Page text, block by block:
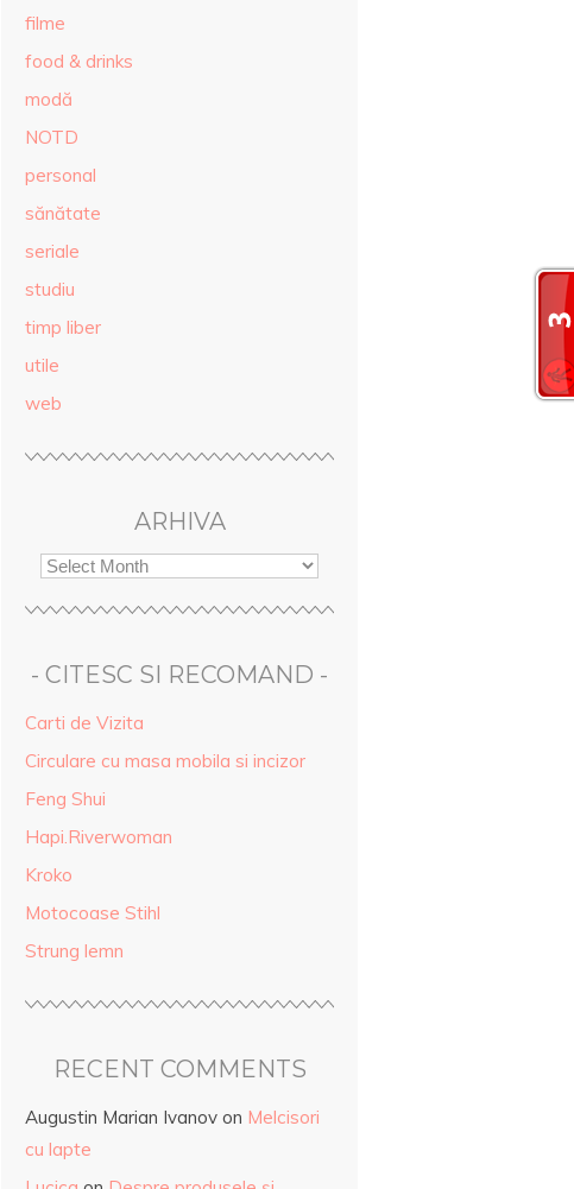
filme
food & drinks
modă
NOTD
personal
sănătate
seriale
studiu
timp liber
utile
web
ARHIVA
- CITESC SI RECOMAND -
Carti de Vizita
Circulare cu masa mobila si incizor
Feng Shui
Hapi.Riverwoman
Kroko
Motocoase Stihl
Strung lemn
RECENT COMMENTS
Augustin Marian Ivanov on Melcisori
cu lapte